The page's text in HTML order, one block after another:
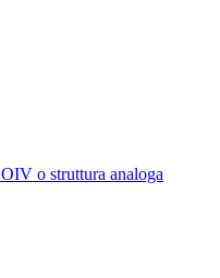
o struttura analoga